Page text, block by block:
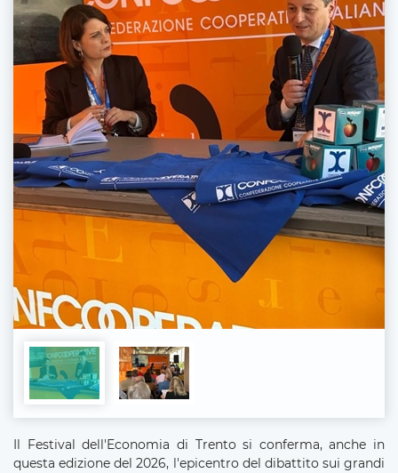
Il Festival dell'Economia di Trento si conferma, anche in
questa edizione del 2026, l'epicentro del dibattito sui grandi